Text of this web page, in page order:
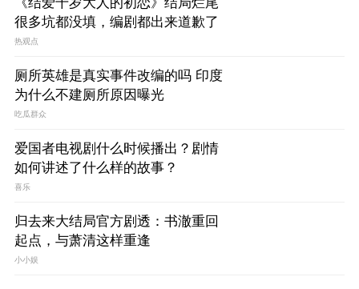
《结爱千岁大人的初恋》结局烂尾
很多坑都没填，编剧都出来道歉了
厕所英雄是真实事件改编的吗 印度
为什么不建厕所原因曝光
爱国者电视剧什么时候播出？剧情
如何讲述了什么样的故事？
归去来大结局官方剧透：书澈重回
起点，与萧清这样重逢